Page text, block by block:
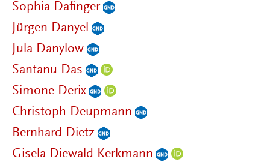
Sophia Dafinger
Jürgen Danyel
Jula Danylow
Santanu Das
Simone Derix
Christoph Deupmann
Bernhard Dietz
Gisela Diewald-Kerkmann